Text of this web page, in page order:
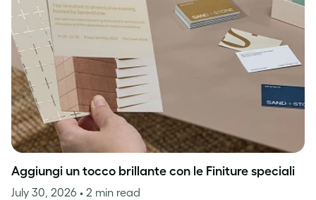
Aggiungi un tocco brillante con le Finiture speciali
July 30, 2026 • 2 min read